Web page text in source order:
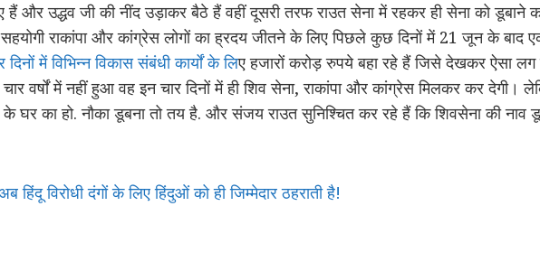
और उद्धव जी की नींद उड़ाकर बैठे हैं वहीं दूसरी तरफ राउत सेना में रहकर ही सेना को डूबाने
राकांपा और कांग्रेस लोगों का ह्रदय जीतने के लिए पिछले कुछ दिनों में 21 जून के बाद
दिनों में विभिन्न विकास संबंधी कार्यों के लिए हजारों करोड़ रुपये बहा रहे हैं जिसे देखकर ऐसा लग
वर्षों में नहीं हुआ वह इन चार दिनों में ही शिव सेना, राकांपा और कांग्रेस मिलकर कर देगी।
घर का हो. नौका डूबना तो तय है. और संजय राउत सुनिश्चित कर रहे हैं कि शिवसेना की नाव
हिंदू विरोधी दंगों के लिए हिंदुओं को ही जिम्मेदार ठहराती है!